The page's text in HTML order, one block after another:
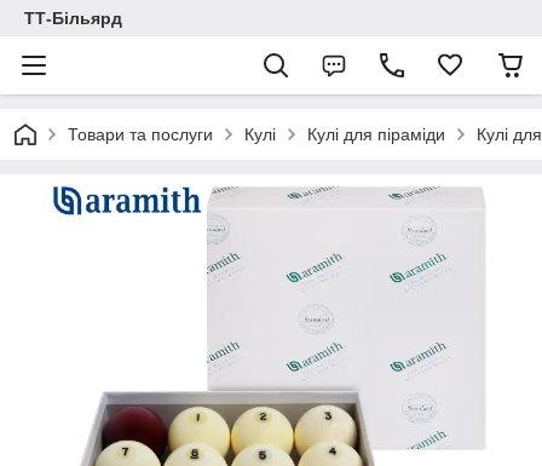
ТТ-Більярд
Товари та послуги Кулі Кулі для піраміди Кулі